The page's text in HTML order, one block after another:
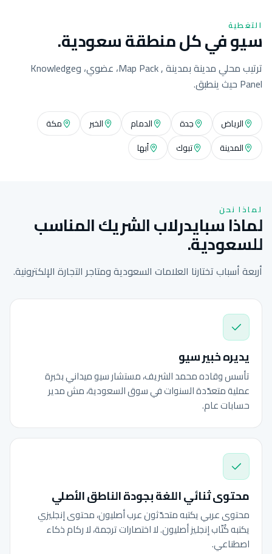
التغطية
سيو في كل منطقة سعودية.
ترتيب محلي مدينة بمدينة , Map Pack، عضوي، وKnowledge
Panel حيث ينطبق.
الرياض جدة الدمام الخبر
مكة
المدينة
تبوك أبها
لماذا نحن
لماذا سبايدرلاب الشريك المناسب
للسعودية.
أربعة أسباب تختارنا العلامات السعودية ومتاجر التجارة الإلكترونية.
يديره خبير سيو
تأسس وقاده محمد الشريف، مستشار سيو ميداني بخبرة
عملية متعدّدة السنوات في سوق السعودية، مش مدير
حسابات عام.
محتوى ثنائي اللغة بجودة الناطق الأصلي
محتوى عربي يكتبه متحدّثون عرب أصليون، محتوى إنجليزي
يكتبه كُتّاب إنجليز أصليون. لا اختصارات ترجمة، لا ركام ذكاء
اصطناعي.